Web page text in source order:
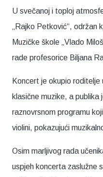
U svečanoj i toploj
„Rajko Petković“, održan
Muzičke škole „Vlado
rade profesorice Biljana
Koncert je okupio roditelje
klasične muzike, a publika
raznovrsnom programu
violini, pokazujući
Osim marljivog rada
uspjeh koncerta zaslužne